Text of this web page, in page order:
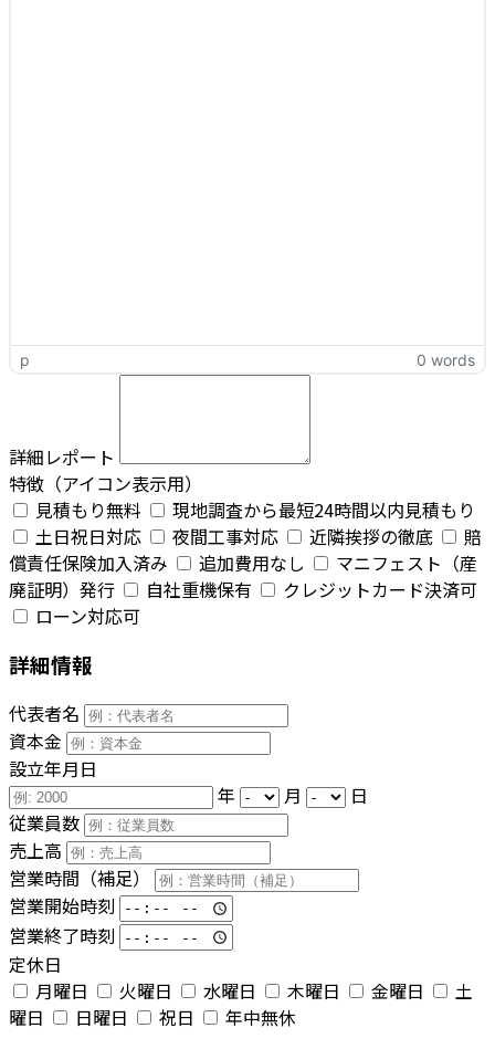
p 0 words
詳細レポート
特徴（アイコン表示用）
見積もり無料
現地調査から最短24時間以内見積もり
土日祝日対応
夜間工事対応 近隣挨拶の徹底
賠
償責任保険加入済み
追加費用なし
マニフェスト（産
廃証明）発行
自社重機保有
クレジットカード決済可
ローン対応可
詳細情報
代表者名
資本金
設立年月日
年
月
日
従業員数
売上高
営業時間（補足）
営業開始時刻
営業終了時刻
定休日
月曜日
火曜日 水曜日 木曜日 金曜日
土
曜日
日曜日 祝日 年中無休